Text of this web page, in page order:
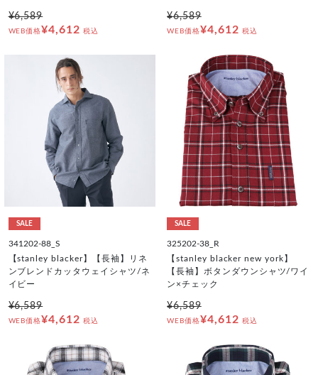
¥6,589
WEB価格¥4,612 税込
¥6,589
WEB価格¥4,612 税込
SALE
341202-88_S
【stanley blacker】【長袖】リネ
ンブレンドカッタウェイシャツ/ネ
イビー
¥6,589
WEB価格¥4,612 税込
SALE
325202-38_R
【stanley blacker new york】
【長袖】ボタンダウンシャツ/ワイ
ン×チェック
¥6,589
WEB価格¥4,612 税込